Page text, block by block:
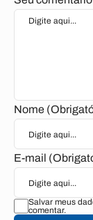
Nome
E-mail
Salvar meus
comentar.